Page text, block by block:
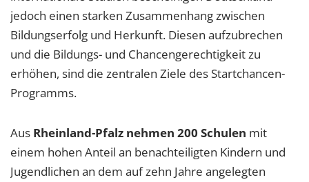
jedoch einen starken Zusammenhang zwischen
Bildungserfolg und Herkunft. Diesen aufzubrechen
und die Bildungs- und Chancengerechtigkeit zu
erhöhen, sind die zentralen Ziele des Startchancen-
Programms.
Aus Rheinland-Pfalz nehmen 200 Schulen mit
einem hohen Anteil an benachteiligten Kindern und
Jugendlichen an dem auf zehn Jahre angelegten